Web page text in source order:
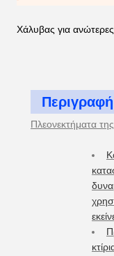
Χάλυβας για
Πλεονεκτήματα